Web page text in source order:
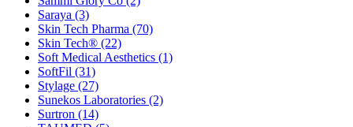
Saraya (3)
Skin Tech Pharma (70)
Skin Tech® (22)
Soft Medical Aesthetics (1)
SoftFil (31)
Stylage (27)
Sunekos Laboratories (2)
Surtron (14)